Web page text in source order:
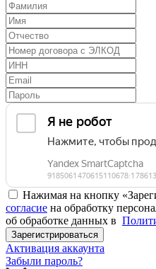
Нажимая на кнопку
согласие на обработку
об обработке данных в
Зарегистрироваться
Активация аккаунта
Забыли пароль?